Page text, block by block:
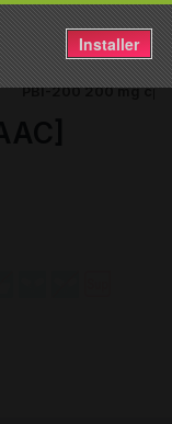
PBI-200 200 mg cp
Installer